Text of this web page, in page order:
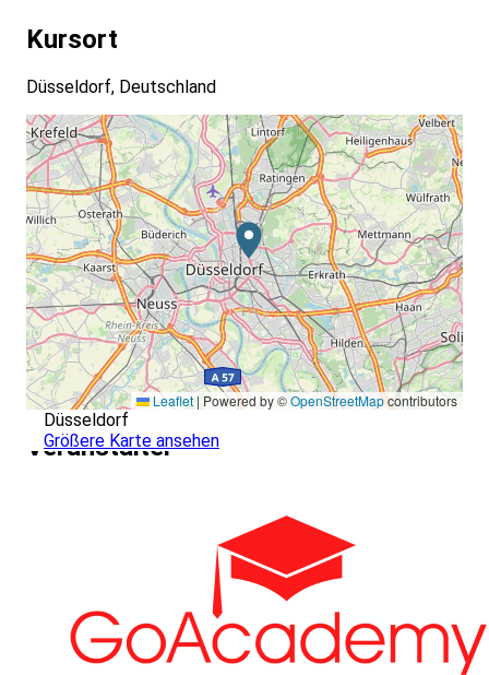
Kursort
Düsseldorf, Deutschland
Leaflet | Powered by ©OpenStreetMapcontributors
Düsseldorf
Größere Karte ansehen
Veranstalter